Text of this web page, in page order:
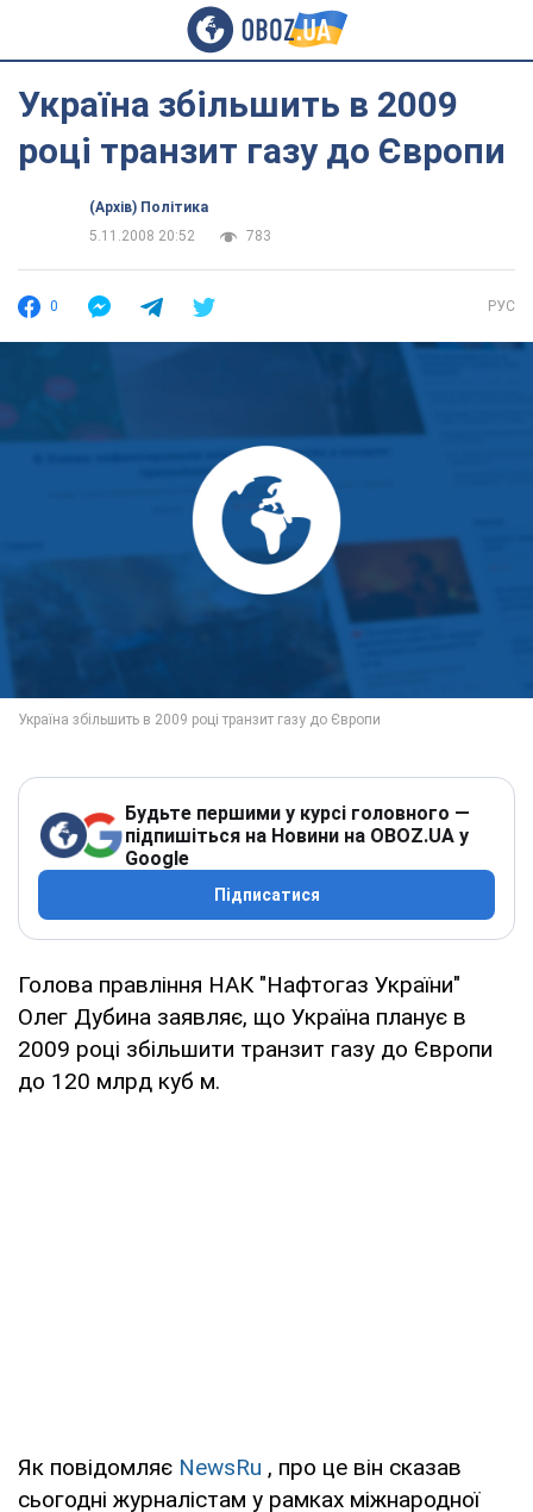
Україна збільшить в 2009
році транзит газу до Європи
(Архів) Політика
5.11.2008 20:52
783
0 РУС
Будьте першими у курсі головного —
підпишіться на Новини на OBOZ.UA у
Google
Підписатися
Голова правління НАК "Нафтогаз України"
Олег Дубина заявляє, що Україна планує в
2009 році збільшити транзит газу до Європи
до 120 млрд куб м.
Як повідомляє NewsRu , про це він сказав
сьогодні журналістам у рамках міжнародної